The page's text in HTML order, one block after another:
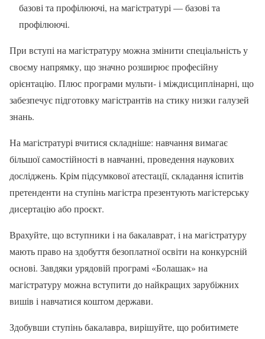
базові та профілюючі, на магістратурі — базові та
профілюючі.
При вступі на магістратуру можна змінити спеціальність у
своєму напрямку, що значно розширює професійну
орієнтацію. Плюс програми мульти- і міждисциплінарні, що
забезпечує підготовку магістрантів на стику низки галузей
знань.
На магістратурі вчитися складніше: навчання вимагає
більшої самостійності в навчанні, проведення наукових
досліджень. Крім підсумкової атестації, складання іспитів
претенденти на ступінь магістра презентують магістерську
дисертацію або проєкт.
Врахуйте, що вступники і на бакалаврат, і на магістратуру
мають право на здобуття безоплатної освіти на конкурсній
основі. Завдяки урядовій програмі «Болашак» на
магістратуру можна вступити до найкращих зарубіжних
вишів і навчатися коштом держави.
Здобувши ступінь бакалавра, вирішуйте, що робитимете